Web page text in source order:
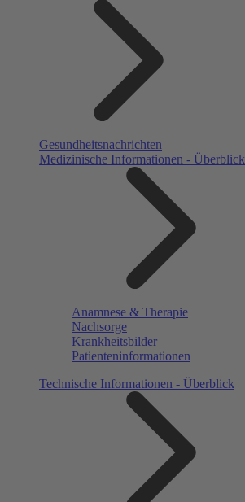
Gesundheitsnachrichten
Medizinische Informationen - Überblick
Anamnese & Therapie
Nachsorge
Krankheitsbilder
Patienteninformationen
Technische Informationen - Überblick